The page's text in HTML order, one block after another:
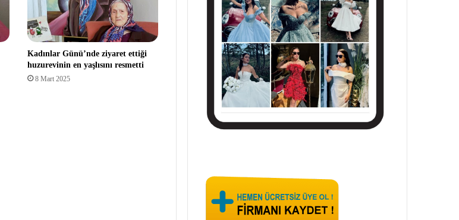
Kadınlar Günü’nde ziyaret ettiği
huzurevinin en yaşlısını resmetti
8 Mart 2025